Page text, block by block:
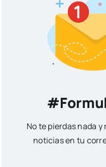
No te pierdas nada
noticias en tu